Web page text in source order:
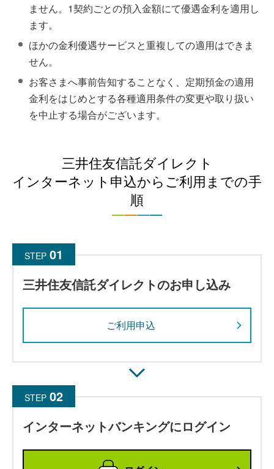
ません。1契約ごとの預入金額にて優遇金利を適用し
ます。
ほかの金利優遇サービスと重複しての適用はできま
せん。
お客さまへ事前告知することなく、定期預金の適用
金利をはじめとする各種適用条件の変更や取り扱い
を中止する場合がございます。
三井住友信託ダイレクト
インターネット申込からご利用までの手
順
STEP
三井住友信託ダイレクトのお申し込み
ご利用申込
STEP
インターネットバンキングにログイン